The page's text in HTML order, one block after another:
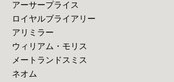
アーサープライス
ロイヤルブライアリー
アリミラー
ウィリアム・モリス
メートランドスミス
ネオム